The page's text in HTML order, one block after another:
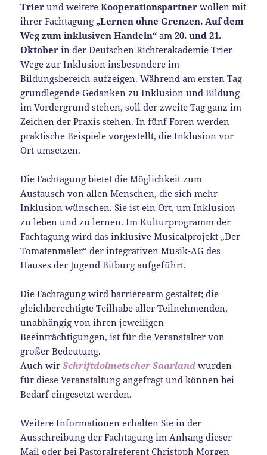
Trier und weitereKooperationspartner wollen mit
ihrer Fachtagung „Lernen ohne Grenzen. Auf dem
Weg zum inklusiven Handeln“ am20. und 21.
Oktober in der Deutschen Richterakademie Trier
Wege zur Inklusion insbesondere im
Bildungsbereich aufzeigen. Während am ersten Tag
grundlegende Gedanken zu Inklusion und Bildung
im Vordergrund stehen, soll der zweite Tag ganz im
Zeichen der Praxis stehen. In fünf Foren werden
praktische Beispiele vorgestellt, die Inklusion vor
Ort umsetzen.
Die Fachtagung bietet die Möglichkeit zum
Austausch von allen Menschen, die sich mehr
Inklusion wünschen. Sie ist ein Ort, um Inklusion
zu leben und zu lernen. Im Kulturprogramm der
Fachtagung wird das inklusive Musicalprojekt „Der
Tomatenmaler“ der integrativen Musik-AG des
Hauses der Jugend Bitburg aufgeführt.
Die Fachtagung wird barrierearm gestaltet; die
gleichberechtigte Teilhabe aller Teilnehmenden,
unabhängig von ihren jeweiligen
Beeinträchtigungen, ist für die Veranstalter von
großer Bedeutung.
Auch wirSchriftdolmetscher Saarland wurden
für diese Veranstaltung angefragt und können bei
Bedarf eingesetzt werden.
Weitere Informationen erhalten Sie in der
Ausschreibung der Fachtagung im Anhang dieser
Mail oder bei Pastoralreferent Christoph Morgen